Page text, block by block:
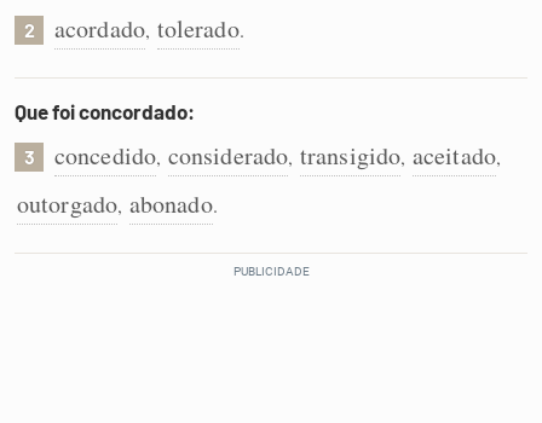
2 acordado, tolerado.
Que foi concordado:
3 concedido, considerado, transigido, aceitado,
outorgado, abonado.